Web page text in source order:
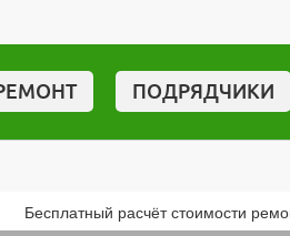
ПОДРЯДЧИКИ
Бесплатный расчёт стоимости